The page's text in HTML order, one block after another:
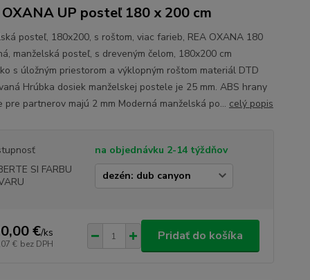
OXANA UP posteľ 180 x 200 cm
posteľ, 180x200, s roštom, viac farieb, REA OXANA 180
manželská posteľ, s dreveným čelom, 180x200 cm
s úložným priestorom a výklopným roštom materiál DTD
Hrúbka dosiek manželskej postele je 25 mm. ABS hrany
pre partnerov majú 2 mm Moderná manželská po... celý popis
na objednávku 2-14 týždňov
SI FARBU
€/ks
€ bez DPH
Pridať do košíka